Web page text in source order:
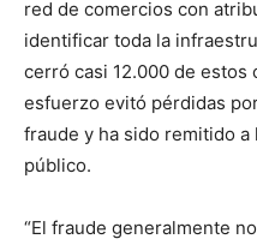
red de comercios con
identificar toda la
cerró casi 12.000 de estos
esfuerzo evitó pérdidas
fraude y ha sido remitido
público.
“El fraude generalmente